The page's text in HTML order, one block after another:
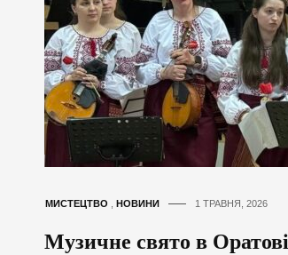
МИСТЕЦТВО НОВИНИ 1 ТРАВНЯ, 2026
Музичне свято в